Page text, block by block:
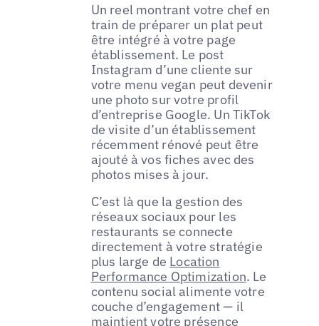
Un reel montrant votre chef en
train de préparer un plat peut
être intégré à votre page
établissement. Le post
Instagram d’une cliente sur
votre menu vegan peut devenir
une photo sur votre profil
d’entreprise Google. Un TikTok
de visite d’un établissement
récemment rénové peut être
ajouté à vos fiches avec des
photos mises à jour.
C’est là que la gestion des
réseaux sociaux pour les
restaurants se connecte
directement à votre stratégie
plus large de Location
Performance Optimization. Le
contenu social alimente votre
couche d’engagement — il
maintient votre présence